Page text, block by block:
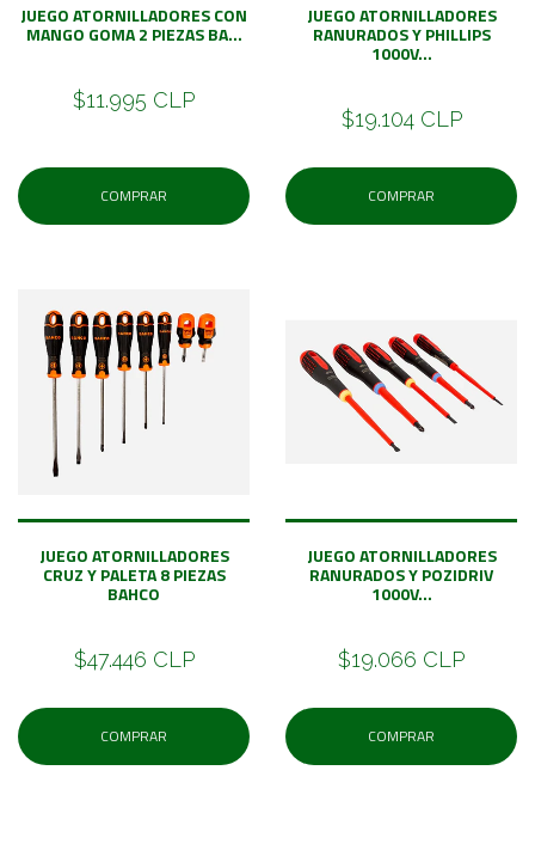
JUEGO ATORNILLADORES CON
MANGO GOMA 2 PIEZAS BA...
$11.995 CLP
COMPRAR
JUEGO ATORNILLADORES
RANURADOS Y PHILLIPS
1000V...
$19.104 CLP
COMPRAR
JUEGO ATORNILLADORES
CRUZ Y PALETA 8 PIEZAS
BAHCO
$47.446 CLP
COMPRAR
JUEGO ATORNILLADORES
RANURADOS Y POZIDRIV
1000V...
$19.066 CLP
COMPRAR